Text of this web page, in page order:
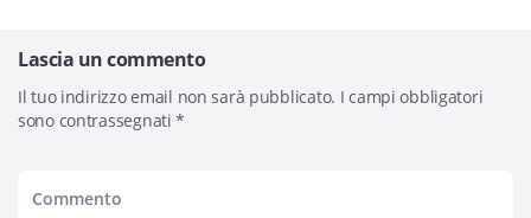
Lascia un commento
Il tuo indirizzo email non sarà pubblicato. I campi obbligatori
sono contrassegnati*